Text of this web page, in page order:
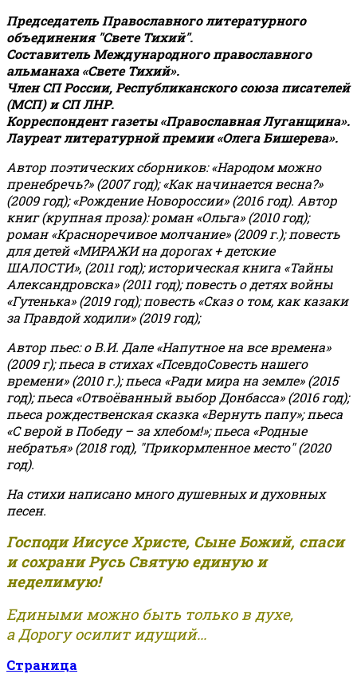
Председатель Православного литературного
объединения "Свете Тихий".
Составитель Международного православного
альманаха «Свете Тихий».
Член СП России, Республиканского союза писателей
(МСП) и СП ЛНР.
Корреспондент газеты «Православная Луганщина».
Лауреат литературной премии «Олега Бишерева».
Автор поэтических сборников: «Народом можно
пренебречь?» (2007 год); «Как начинается весна?»
(2009 год); «Рождение Новороссии» (2016 год). Автор
книг (крупная проза): роман «Ольга» (2010 год);
роман «Красноречивое молчание» (2009 г.); повесть
для детей «МИРАЖИ на дорогах + детские
ШАЛОСТИ», (2011 год); историческая книга «Тайны
Александровска» (2011 год); повесть о детях войны
«Гутенька» (2019 год); повесть «Сказ о том, как казаки
за Правдой ходили» (2019 год);
Автор пьес: о В.И. Дале «Напутное на все времена»
(2009 г); пьеса в стихах «ПсевдоСовесть нашего
времени» (2010 г.); пьеса «Ради мира на земле» (2015
год); пьеса «Отвоёванный выбор Донбасса» (2016 год);
пьеса рождественская сказка «Вернуть папу»; пьеса
«С верой в Победу – за хлебом!»;пьеса «Родные
небратья» (2018 год), "Прикормленное место" (2020
год).
На стихи написано много душевных и духовных
песен.
Господи Иисусе Христе, Сыне Божий, спаси
и сохрани Русь Святую единую и
неделимую!
Едиными можно быть только в духе,
а Дорогу осилит идущий...
Страница